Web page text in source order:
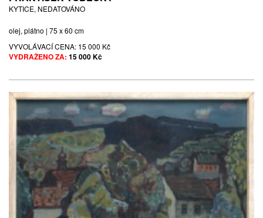
KYTICE, NEDATOVÁNO
olej, plátno | 75 x 60 cm
VYVOLÁVACÍ CENA: 15 000 Kč
VYDRAŽENO ZA: 15 000 Kč